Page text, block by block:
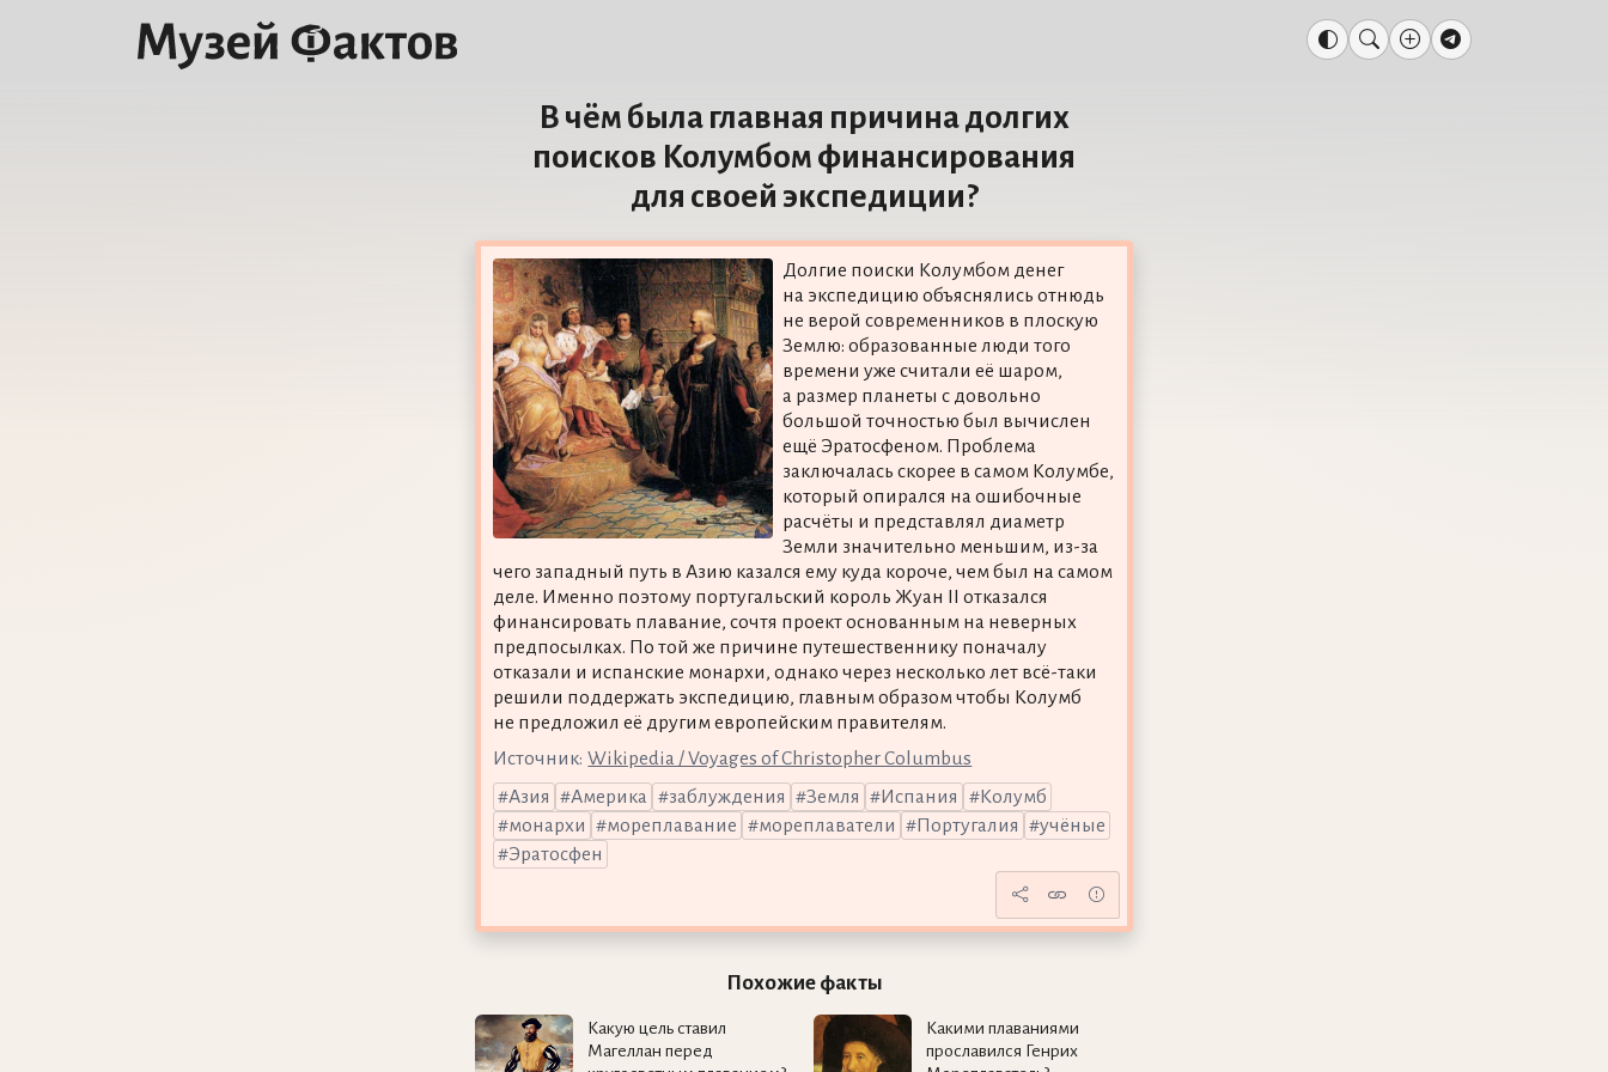
В чём была главная причина долгих
поисков Колумбом финансирования
для своей экспедиции?
Долгие поиски Колумбом денег
на экспедицию объяснялись отнюдь
не верой современников в плоскую
Землю: образованные люди того
времени уже считали её шаром,
а размер планеты с довольно
большой точностью был вычислен
ещё Эратосфеном. Проблема
заключалась скорее в самом Колумбе,
который опирался на ошибочные
расчёты и представлял диаметр
Земли значительно меньшим, из-за
чего западный путь в Азию казался ему куда короче, чем был на самом
деле. Именно поэтому португальский король Жуан II отказался
финансировать плавание, сочтя проект основанным на неверных
предпосылках. По той же причине путешественнику поначалу
отказали и испанские монархи, однако через несколько лет всё-таки
решили поддержать экспедицию, главным образом чтобы Колумб
не предложил её другим европейским правителям.
Источник: Wikipedia / Voyages of Christopher Columbus
Азия
Америка заблуждения Земля Испания
Колумб
монархи
мореплавание мореплаватели Португалия
учёные
Эратосфен
Похожие факты
Какую цель ставил
Магеллан перед
Какими плаваниями
прославился Генрих